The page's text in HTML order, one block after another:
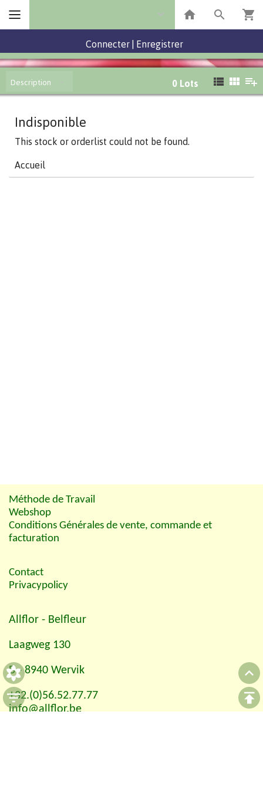
Connecter Enregistrer
Description 0 Lots
Indisponible
This stock or orderlist could not be found.
Accueil
Méthode de Travail
Webshop
Conditions Générales de vente, commande et
facturation
Contact
Privacypolicy
Allflor - Belfleur
Laagweg 130
B - 8940 Wervik
+32.(0)56.52.77.77
info@allflor.be